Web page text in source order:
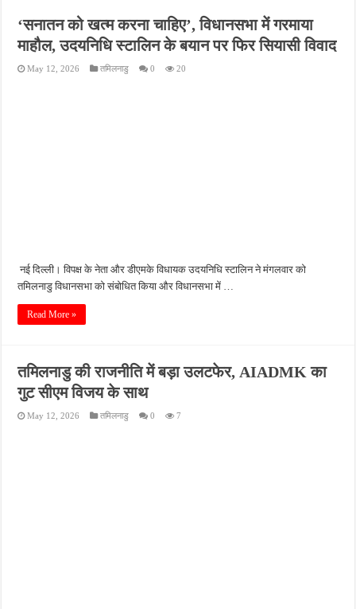
‘सनातन को खत्म करना चाहिए’, विधानसभा में गरमाया
माहौल, उदयनिधि स्टालिन के बयान पर फिर सियासी विवाद
May 12, 2026 तमिलनाडु 0 20
नई दिल्ली। विपक्ष के नेता और डीएमके विधायक उदयनिधि स्टालिन ने मंगलवार को
तमिलनाडु विधानसभा को संबोधित किया और विधानसभा में …
Read More »
तमिलनाडु की राजनीति में बड़ा उलटफेर, AIADMK का
गुट सीएम विजय के साथ
May 12, 2026 तमिलनाडु 0 7